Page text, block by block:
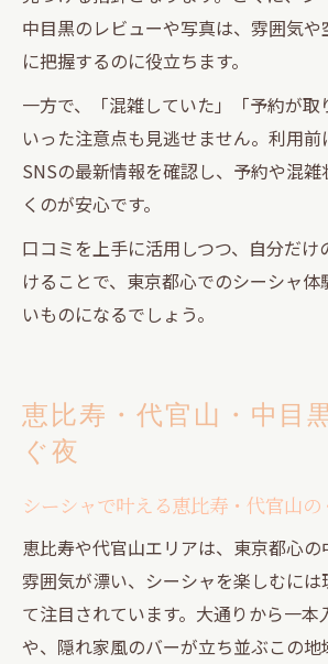
中目黒のレビューや写真は、雰囲気
に把握するのに役立ちます。
一方で、「混雑していた」「予約が取
いった注意点も見逃せません。利用
SNSの最新情報を確認し、予約や混
くのが安心です。
口コミを上手に活用しつつ、自分だけ
けることで、東京都心でのシーシャ
いものになるでしょう。
恵比寿・代官山・中目
ぐ夜
シーシャで叶える恵比寿・代官山
恵比寿や代官山エリアは、東京都心
雰囲気が漂い、シーシャを楽しむには
て注目されています。大通りから一本
や、隠れ家風のバーが立ち並ぶこの地